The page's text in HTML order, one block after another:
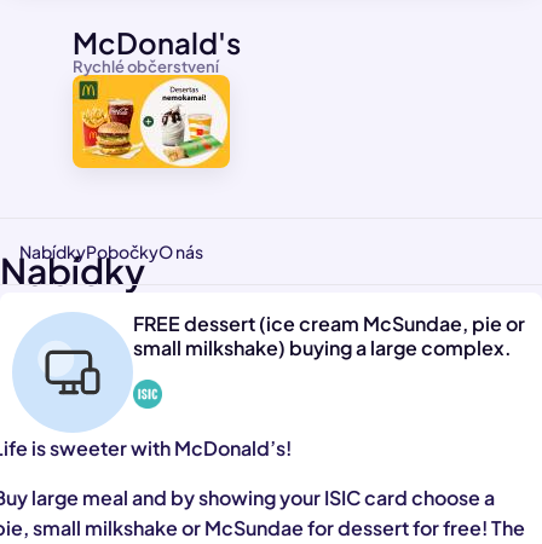
Rychlé občerstvení
McDonald's
NabídkyPobočkyO nás
Nabídky
FREE dessert (ice cream McSundae, pie or
small milkshake) buying a large complex.
is sweeter with McDonald’s!
large meal and by showing your ISIC card choose a
small milkshake or McSundae for dessert for free! The